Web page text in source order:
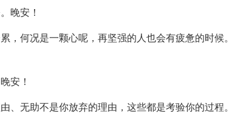
晚安！
，何况是一颗心呢，再坚强的人也会有疲惫的时候。
安！
、无助不是你放弃的理由，这些都是考验你的过程。